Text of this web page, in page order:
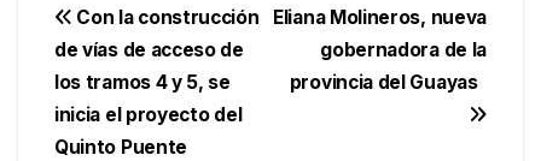
Navegación
de
entradas
Eliana Molineros, nueva
gobernadora de la
provincia del Guayas
Con la construcción
de vías de acceso de
los tramos 4 y 5, se
inicia el proyecto del
Quinto Puente